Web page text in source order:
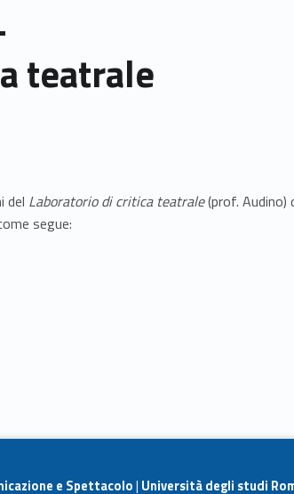
teatrale
del Laboratorio di critica teatrale(prof. Audino)
segue:
e Spettacolo| Università degli studi